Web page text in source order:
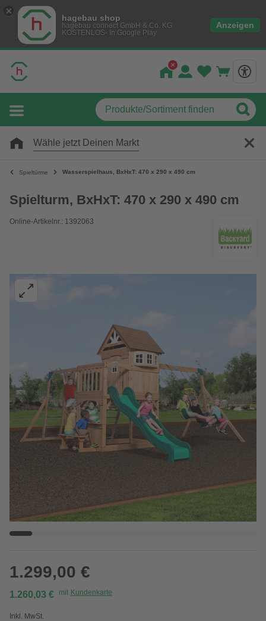
hagebau shop
hagebau connect GmbH & Co. KG
KOSTENLOS- In Google Play
Anzeigen
Wähle jetzt Deinen Markt
Spieltürme Wasserspielhaus, BxHxT: 470 x 290 x 490 cm
Spielturm, BxHxT: 470 x 290 x 490 cm
Online-Artikelnr.: 1392063
1.299,00 €
1.260,03 € mit Kundenkarte
Inkl. MwSt.